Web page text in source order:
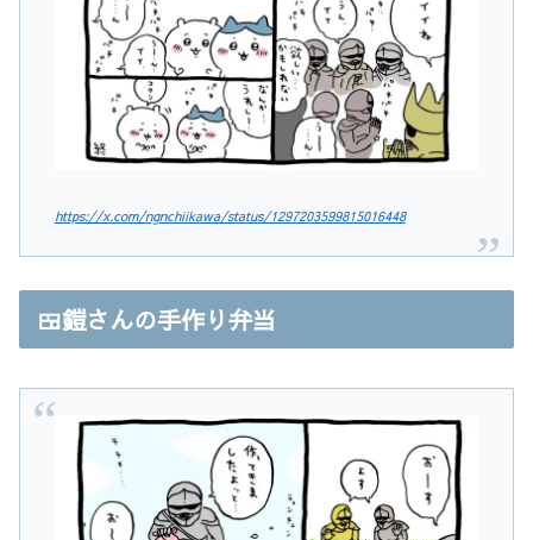
https://x.com/ngnchiikawa/status/1297203599815016448
🍱鎧さんの手作り弁当